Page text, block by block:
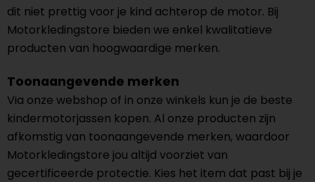
dit niet prettig voor je kind achterop de motor. Bij
Motorkledingstore bieden we enkel kwalitatieve
producten van hoogwaardige merken.
Toonaangevende merken
Via onze webshop of in onze winkels kun je de beste
kindermotorjassen kopen. Al onze producten zijn
afkomstig van toonaangevende merken, waardoor
Motorkledingstore jou altijd voorziet van
gecertificeerde protectie. Kies het item dat past bij je